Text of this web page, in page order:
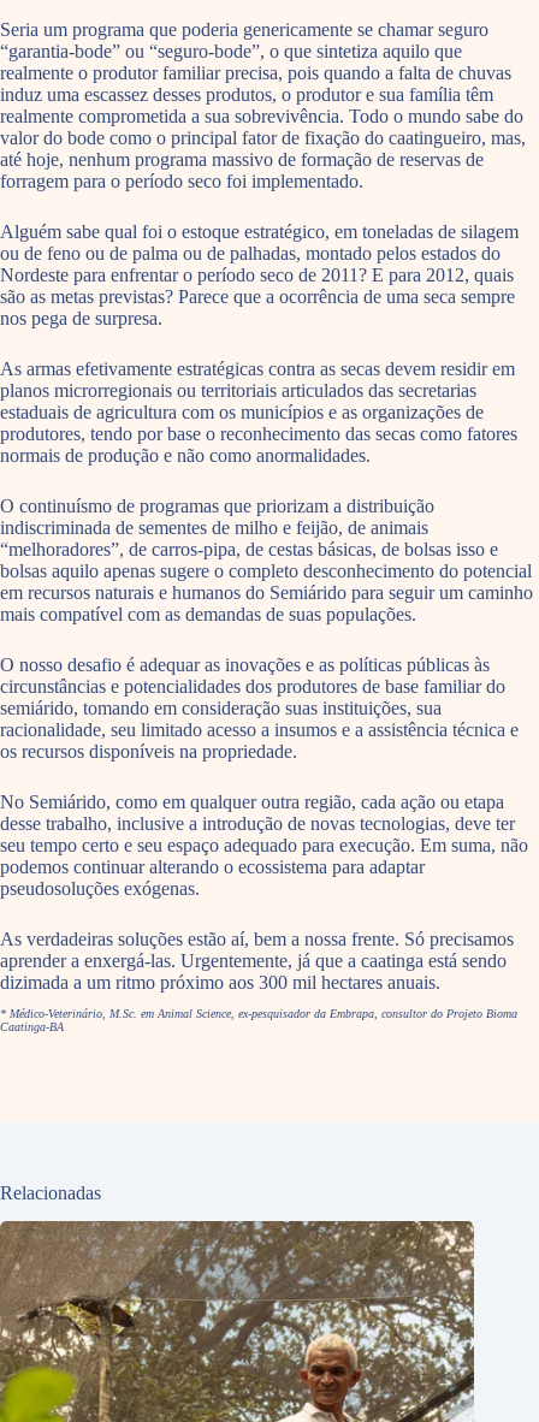
Seria um programa que poderia genericamente se chamar seguro
“garantia-bode” ou “seguro-bode”, o que sintetiza aquilo que
realmente o produtor familiar precisa, pois quando a falta de chuvas
induz uma escassez desses produtos, o produtor e sua família têm
realmente comprometida a sua sobrevivência. Todo o mundo sabe do
valor do bode como o principal fator de fixação do caatingueiro, mas,
até hoje, nenhum programa massivo de formação de reservas de
forragem para o período seco foi implementado.
Alguém sabe qual foi o estoque estratégico, em toneladas de silagem
ou de feno ou de palma ou de palhadas, montado pelos estados do
Nordeste para enfrentar o período seco de 2011? E para 2012, quais
são as metas previstas? Parece que a ocorrência de uma seca sempre
nos pega de surpresa.
As armas efetivamente estratégicas contra as secas devem residir em
planos microrregionais ou territoriais articulados das secretarias
estaduais de agricultura com os municípios e as organizações de
produtores, tendo por base o reconhecimento das secas como fatores
normais de produção e não como anormalidades.
O continuísmo de programas que priorizam a distribuição
indiscriminada de sementes de milho e feijão, de animais
“melhoradores”, de carros-pipa, de cestas básicas, de bolsas isso e
bolsas aquilo apenas sugere o completo desconhecimento do potencial
em recursos naturais e humanos do Semiárido para seguir um caminho
mais compatível com as demandas de suas populações.
O nosso desafio é adequar as inovações e as políticas públicas às
circunstâncias e potencialidades dos produtores de base familiar do
semiárido, tomando em consideração suas instituições, sua
racionalidade, seu limitado acesso a insumos e a assistência técnica e
os recursos disponíveis na propriedade.
No Semiárido, como em qualquer outra região, cada ação ou etapa
desse trabalho, inclusive a introdução de novas tecnologias, deve ter
seu tempo certo e seu espaço adequado para execução. Em suma, não
podemos continuar alterando o ecossistema para adaptar
pseudosoluções exógenas.
As verdadeiras soluções estão aí, bem a nossa frente. Só precisamos
aprender a enxergá-las. Urgentemente, já que a caatinga está sendo
dizimada a um ritmo próximo aos 300 mil hectares anuais.
* Médico-Veterinário, M.Sc. em Animal Science, ex-pesquisador da Embrapa, consultor do Projeto Bioma
Caatinga-BA
Relacionadas